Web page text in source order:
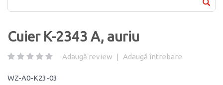
Cuier K-2343 A, auriu
Adaugă review | Adaugă întrebare
WZ-A0-K23-03